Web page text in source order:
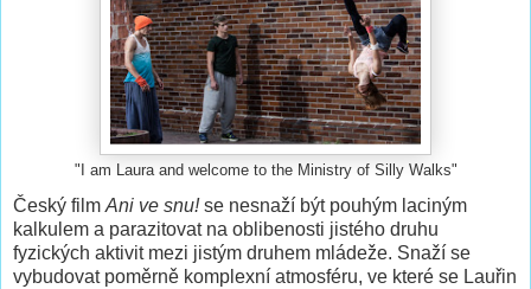
"I am Laura and welcome to the Ministry of Silly Walks"
Český film Ani ve snu!se nesnaží být pouhým laciným
kalkulem a parazitovat na oblibenosti jistého druhu
fyzických aktivit mezi jistým druhem mládeže. Snaží se
vybudovat poměrně komplexní atmosféru, ve které se Lauřin